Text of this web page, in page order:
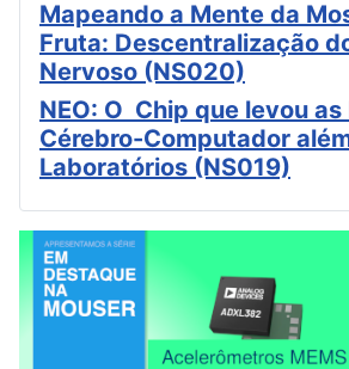
Mapeando a Mente da
Fruta: Descentralização
Nervoso (NS020)
NEO: O Chip que levou
Cérebro-Computador
Laboratórios (NS019)